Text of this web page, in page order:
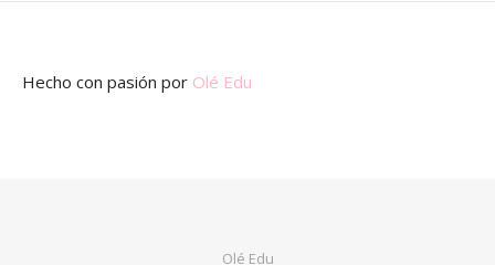
Hecho con pasión por Olé Edu
Olé Edu